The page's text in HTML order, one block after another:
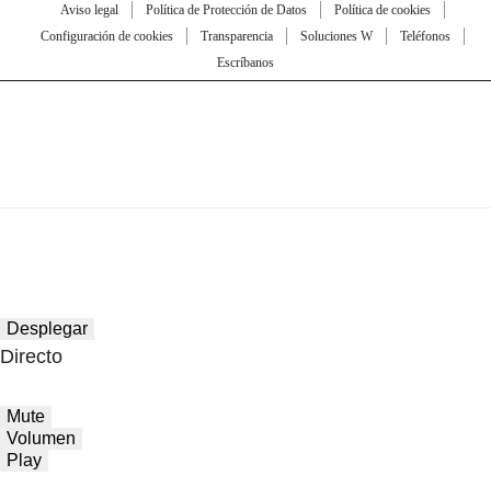
Aviso legal Política de Protección de Datos
Política de cookies
Configuración de cookies
Transparencia Soluciones W
Teléfonos
Escríbanos
Desplegar
Directo
Mute
Volumen
Play